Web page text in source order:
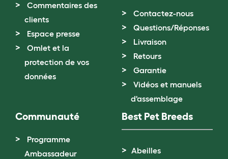
Commentaires des
clients
Espace presse
Omlet et la
protection de vos
données
Contactez-nous
Questions/Réponses
Livraison
Retours
Garantie
Vidéos et manuels
d'assemblage
Communauté
Programme
Ambassadeur
Best Pet Breeds
Abeilles